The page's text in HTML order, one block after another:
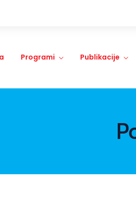
Programi Publikacije